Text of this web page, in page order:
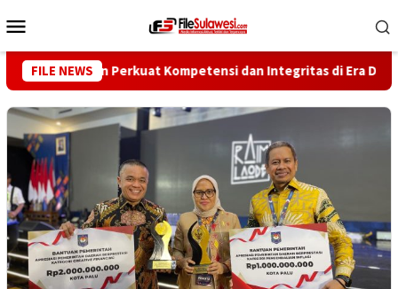
ke
Mobile
FILE NEWS
Wartawan Perkuat Kompetensi dan Integritas di Era Digital